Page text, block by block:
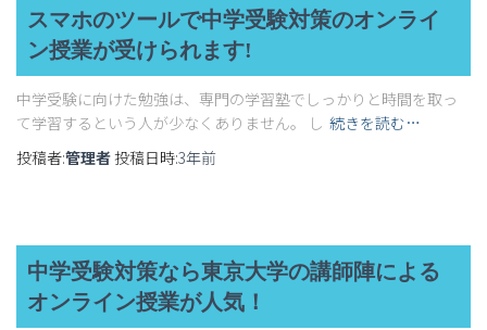
スマホのツールで中学受験対策のオンライ
ン授業が受けられます!
中学受験に向けた勉強は、専門の学習塾でしっかりと時間を取っ
て学習するという人が少なくありません。 し 続きを読む…
投稿者:管理者投稿日時:3年前
中学受験対策なら東京大学の講師陣による
オンライン授業が人気！